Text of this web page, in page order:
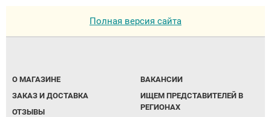
Полная версия сайта
О МАГАЗИНЕ
ЗАКАЗ И ДОСТАВКА
ОТЗЫВЫ
ВАКАНСИИ
ИЩЕМ ПРЕДСТАВИТЕЛЕЙ В
РЕГИОНАХ